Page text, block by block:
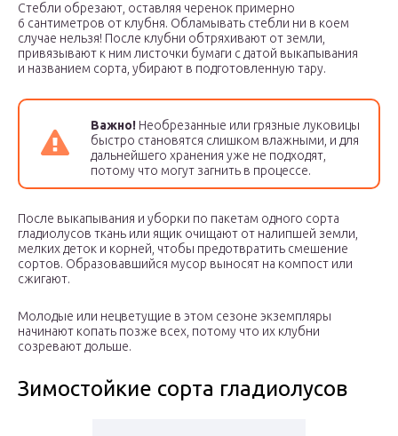
Стебли обрезают, оставляя черенок примерно
6 сантиметров от клубня. Обламывать стебли ни в коем
случае нельзя! После клубни обтряхивают от земли,
привязывают к ним листочки бумаги с датой выкапывания
и названием сорта, убирают в подготовленную тару.
Важно! Необрезанные или грязные луковицы
быстро становятся слишком влажными, и для
дальнейшего хранения уже не подходят,
потому что могут загнить в процессе.
После выкапывания и уборки по пакетам одного сорта
гладиолусов ткань или ящик очищают от налипшей земли,
мелких деток и корней, чтобы предотвратить смешение
сортов. Образовавшийся мусор выносят на компост или
сжигают.
Молодые или нецветущие в этом сезоне экземпляры
начинают копать позже всех, потому что их клубни
созревают дольше.
Зимостойкие сорта гладиолусов